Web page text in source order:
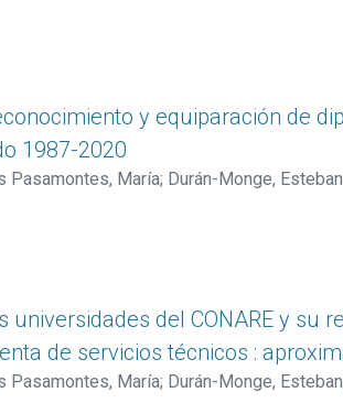
y equiparación de
1987-2020
Pasamontes, María; Durán-Monge, Esteban
universidades del CONARE y su
de servicios técnicos :
Pasamontes, María; Durán-Monge, Esteban